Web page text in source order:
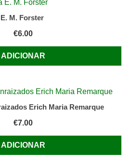
M. Forster
€6.00
ADICIONAR
Erich Maria Remarque
€7.00
ADICIONAR